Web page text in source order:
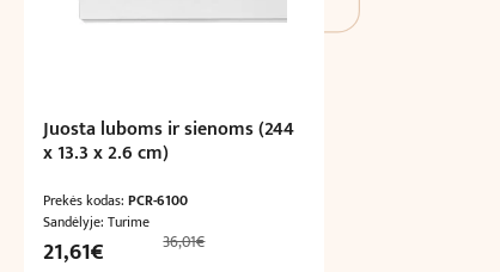
Juosta luboms ir sienoms (244
x 13.3 x 2.6 cm)
Prekės kodas:PCR-6100
Sandėlyje: Turime
36,01€
Original
21,61€ Current